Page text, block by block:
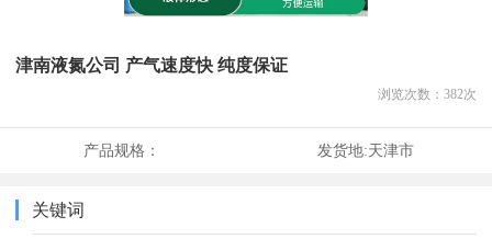
津南液氮公司 产气速度快 纯度保证
浏览次数： 382次
产品规格： 发货地:天津市
关键词